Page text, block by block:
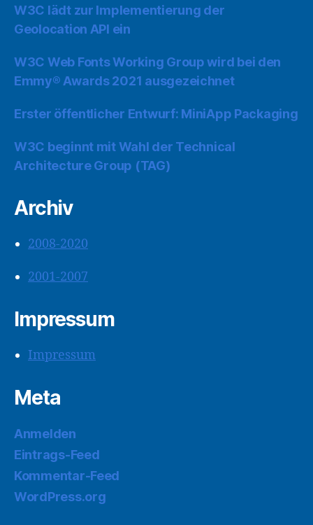
W3C lädt zur Implementierung der
Geolocation API ein
W3C Web Fonts Working Group wird bei den
Emmy® Awards 2021 ausgezeichnet
Erster öffentlicher Entwurf: MiniApp Packaging
W3C beginnt mit Wahl der Technical
Architecture Group (TAG)
Archiv
2008-2020
2001-2007
Impressum
Impressum
Meta
Anmelden
Eintrags-Feed
Kommentar-Feed
WordPress.org